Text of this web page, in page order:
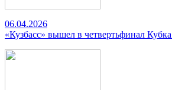
06.04.2026
«Кузбасс» вышел в четвертьфинал